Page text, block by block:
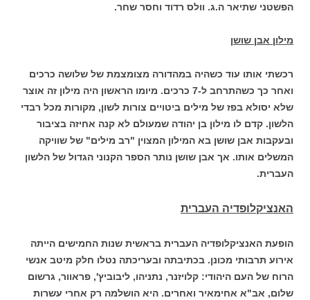
הפשטני שתיאר ה.ג. וולס רדוד וחסר שחר.
מילון אבן שושן
רכשתי אותו עוד כשהיה במהדורה מצומצמת של שלושה כרכים
ואחר כך כשהתרחב ל-7 כרכים. מיומו הראשון היה מילון זה אוצר
שלא יסולא בפז של מילים ביטויים צורות לשון, מקורות מכל רבדי
הלשון. קדם לו מילון בן יהודה שמעולם לא קנה אחיזה בציבור
ובעקבות אבן שושן בא המילון המצוין "רב מילים" של שוויקה
המשלים אותו. אך אבן שושן נותר הספר הקנוני הגדול של הלשון
העברית.
האנציקלופדיה העברית
הופעת האנציקלופדיה העברית בראשית שנות החמישים הייתה
אירוע תרבותי מכונן. בכתיבתה ובעריכתה נטלו חלק מיטב אנשי
הרוח של העם היהודי: קלויזנר, נתניהו, ליבוביץ', פראוור, גרשום
שלום, אב"א אחימאיר ואחרים. היא הושלמה רק אחרי עשרות